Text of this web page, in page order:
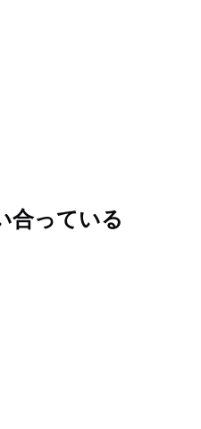
合っている